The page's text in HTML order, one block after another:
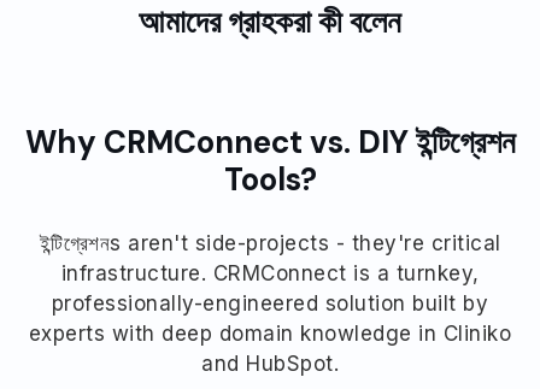
আমাদের গ্রাহকরা কী বলেন
Why CRMConnect vs. DIY ইন্টিগ্রেশন
Tools?
ইন্টিগ্রেশনs aren't side-projects - they're critical
infrastructure. CRMConnect is a turnkey,
professionally-engineered solution built by
experts with deep domain knowledge in Cliniko
and HubSpot.